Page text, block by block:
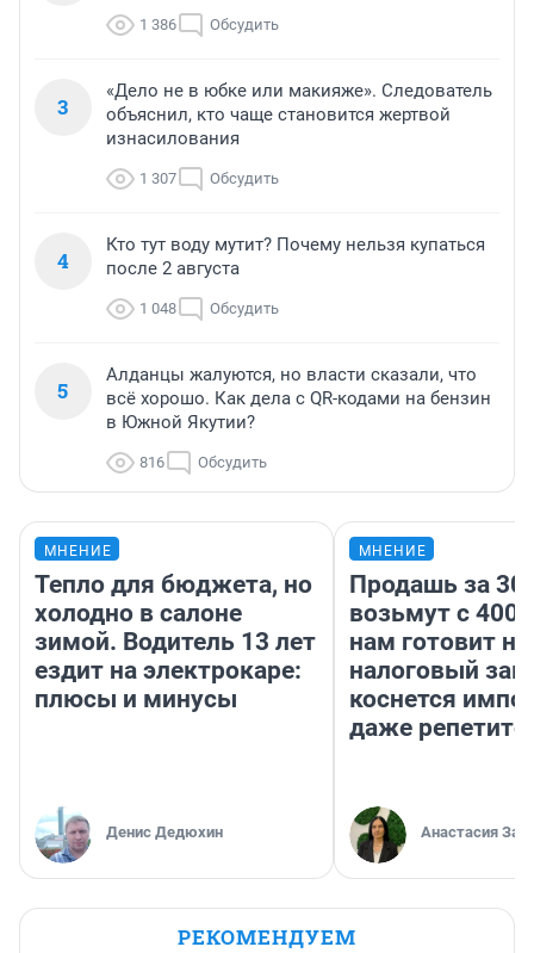
1 386 Обсудить
3
«Дело не в юбке или макияже». Следователь
объяснил, кто чаще становится жертвой
изнасилования
1 307 Обсудить
4
Кто тут воду мутит? Почему нельзя купаться
после 2 августа
1 048 Обсудить
5
Алданцы жалуются, но власти сказали, что
всё хорошо. Как дела с QR-кодами на бензин
в Южной Якутии?
816 Обсудить
МНЕНИЕ
Тепло для бюджета, но
холодно в салоне
зимой. Водитель 13 лет
ездит на электрокаре:
плюсы и минусы
Денис Дедюхин
МНЕНИЕ
Продашь за
возьмут с
нам готовит
налоговый
коснется
даже
Анастасия
РЕКОМЕНДУЕМ